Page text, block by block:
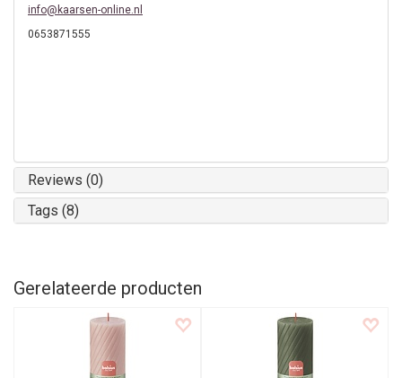
info@kaarsen-online.nl
0653871555
Reviews (0)
Tags (8)
Gerelateerde producten